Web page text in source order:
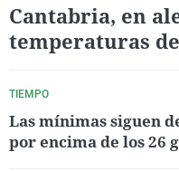
Cantabria, en
temperaturas
TIEMPO
Las mínimas siguen
por encima de los 26